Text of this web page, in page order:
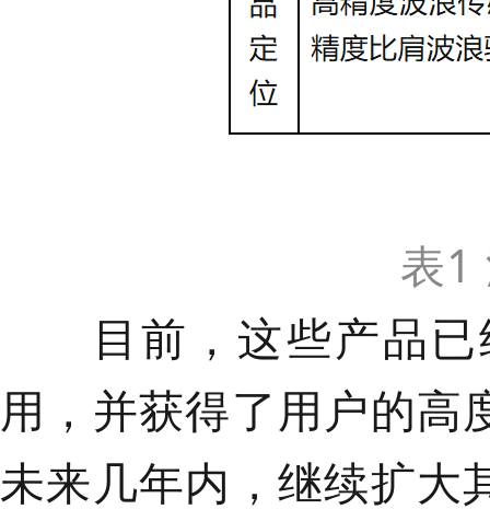
表1
目前，这些产品已
用，并获得了用户的高
未来几年内，继续扩大